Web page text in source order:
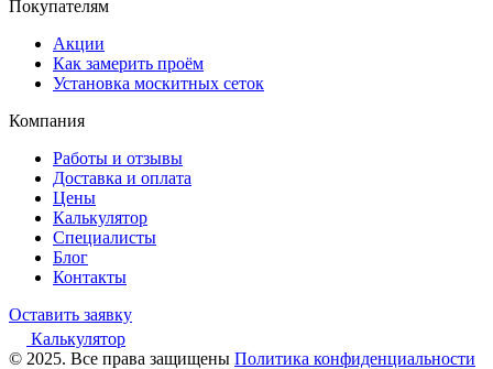
Покупателям
Акции
Как замерить проём
Установка москитных сеток
Компания
Работы и отзывы
Доставка и оплата
Цены
Калькулятор
Специалисты
Блог
Контакты
Оставить заявку
Калькулятор
© 2025. Все права защищены Политика конфиденциальности